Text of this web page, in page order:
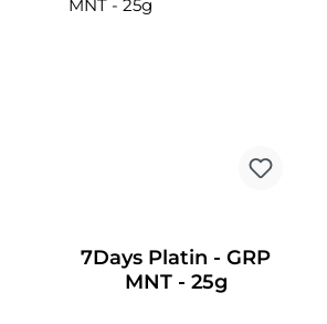
7Days Platin - GRP
MNT - 25g